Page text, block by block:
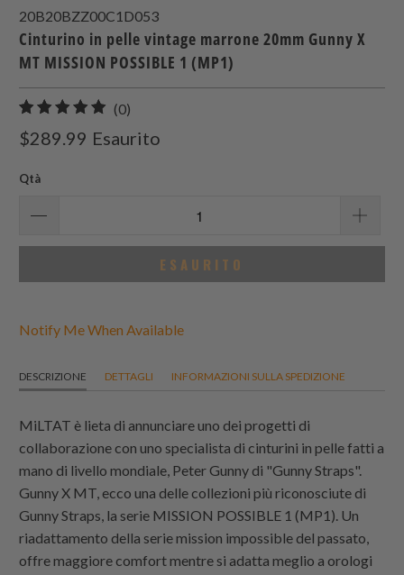
20B20BZZ00C1D053
Cinturino in pelle vintage marrone 20mm Gunny X
MT MISSION POSSIBLE 1 (MP1)
(0)
recensioni
$289.99 Esaurito
Qtà
ESAURITO
Notify Me When Available
DESCRIZIONE DETTAGLI INFORMAZIONI SULLA SPEDIZIONE
MiLTAT è lieta di annunciare uno dei progetti di
collaborazione con uno specialista di cinturini in pelle fatti a
mano di livello mondiale, Peter Gunny di "Gunny Straps".
Gunny X MT, ecco una delle collezioni più riconosciute di
Gunny Straps, la serie MISSION POSSIBLE 1 (MP1). Un
riadattamento della serie mission impossible del passato,
offre maggiore comfort mentre si adatta meglio a orologi